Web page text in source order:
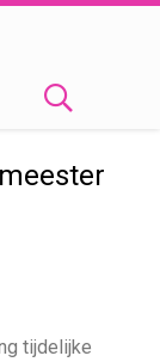
tijdelijke